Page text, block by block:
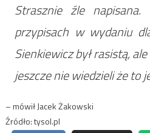
Strasznie źle
przypisach w wydaniu
Sienkiewicz był rasistą,
jeszcze nie wiedzieli że to
– mówił Jacek Żakowski
Źródło: tysol.pl